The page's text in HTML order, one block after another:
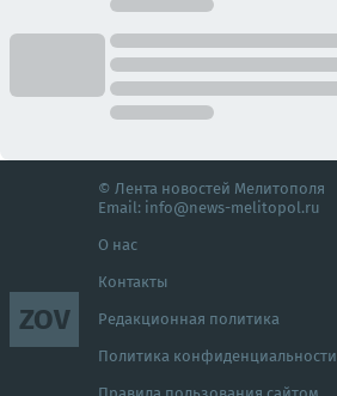
ZOV
© Лента новостей Мелитополя
Email: info@news-melitopol.ru
О нас
Контакты
Редакционная политика
Политика конфиденциальности